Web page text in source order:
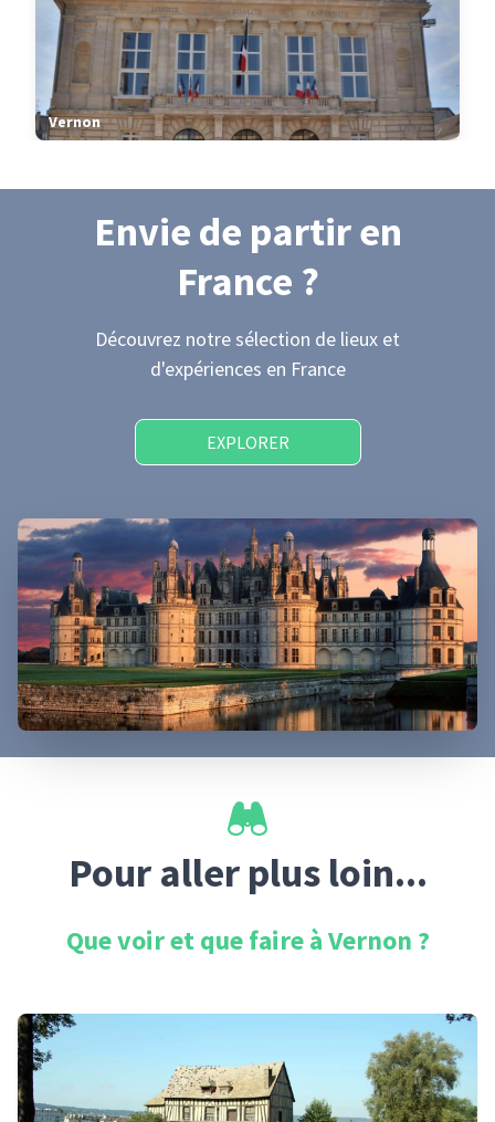
Vernon
Envie de partiren
France ?
Découvrez notre sélection de lieux et
d'expériences en France
EXPLORER
Pour aller plus loin...
Que voir et que faire àVernon ?